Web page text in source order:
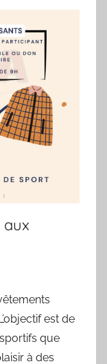
aux
est de
que
à des